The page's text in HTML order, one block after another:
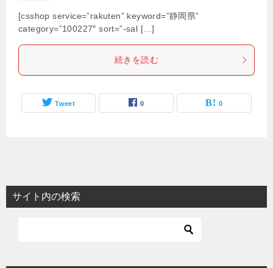
[csshop service=”rakuten” keyword=”静岡県”
category=”100227″ sort=”-sal […]
続きを読む
Tweet 0 0
サイト内の検索